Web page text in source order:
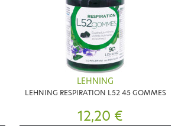
LEHNING
LEHNING RESPIRATION L52 45 GOMMES
12,20 €